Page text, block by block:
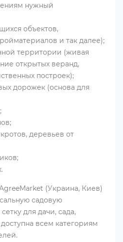
нужный
объектов,
и так далее);
территории (живая
открытых веранд,
построек);
дорожек (основа для
деревьев от
(Украина, Киев)
садовую
для дачи, сада,
всем категориям